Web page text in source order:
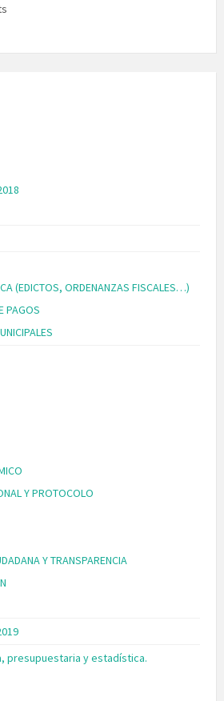
(EDICTOS, ORDENANZAS FISCALES…)
PAGOS
Y PROTOCOLO
Y TRANSPARENCIA
presupuestaria y estadística.